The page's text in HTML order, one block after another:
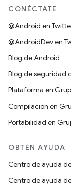
CONÉCTATE
@Android en
@AndroidDev en
Blog de Android
Blog de seguridad
Plataforma en
Compilación en
Portabilidad en
OBTÉN AYUDA
Centro de ayuda
Centro de ayuda